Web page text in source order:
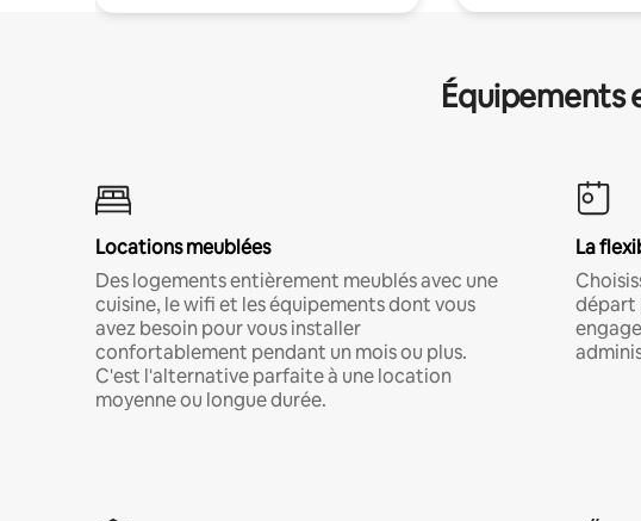
Équipements
Locations meublées
Des logements entièrement meublés avec une
cuisine, le wifi et les équipements dont vous
avez besoin pour vous installer
confortablement pendant un mois ou plus.
C'est l'alternative parfaite à une location
moyenne ou longue durée.
La
départ